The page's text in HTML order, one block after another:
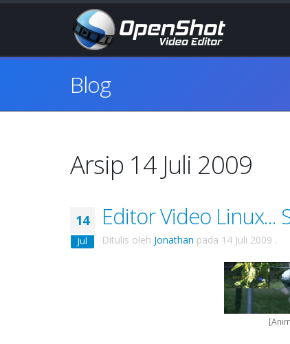
Blog
Arsip 14 Juli 2009
14
Jul
Editor Video Linux...
Ditulis oleh Jonathan pada 14 Juli 2009 .